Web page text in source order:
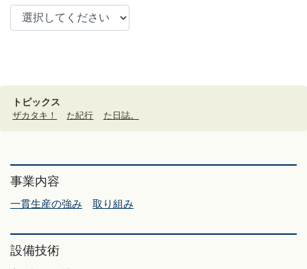
トピックス
ザカタキ！ た紀行 た日誌。
事業内容
一貫生産の強み 取り組み
設備技術